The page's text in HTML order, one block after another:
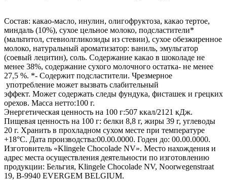
Состав: какао-масло, инулин, олигофруктоза, какао тертое,
миндаль (10%), сухое цельное молоко, подсластители*
(мальтитол, стевиолгликозиды из стевии), сухое обезжиренное
молоко, натуральный ароматизатор: ваниль, эмульгатор
(соевый лецитин), соль. Содержание какао в шоколаде не
менее 38%, содержание сухого молочного остатка- не менее
27,5 %. *- Содержит подсластители. Чрезмерное
употребление может вызвать слабительный
эффект. Может содержать следы фундука, фисташек и грецких
орехов. Масса нетто:100 г.
Энергетическая ценность на 100 г:507 ккал/2121 кДж.
Пищевая ценность на 100 г: белки 8,8 г, жиры 39 г, углеводы
20 г. Хранить в прохладном сухом месте при температуре
+18°С. Дата производства:00.00.0000. Годен до: 00.00.0000.
Изготовитель «Klingele Chocolade NV». Место нахождения и
адрес места осуществления деятельности по изготовлению
продукции: Бельгия, Klingele Chocolade NV, Noorwegenstraat
19, В-9940 EVERGEM BELGIUM.